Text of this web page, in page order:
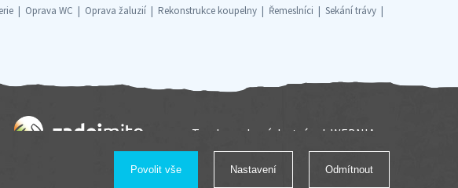
Oprava WC Oprava žaluzií Rekonstrukce koupelny Řemeslníci
Sekání trávy
Tvorba webových stránek WEBNIA.cz
Povolit vše Nastavení Odmítnout